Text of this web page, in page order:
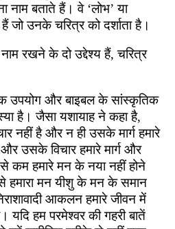
नाम बताते हैं। वे ‘लोभ’ या
जो उनके चरित्र को दर्शाता है।
रखने के दो उद्देश्य हैं, चरित्र
उपयोग और बाइबल के सांस्कृतिक
है। जैसा यशायाह ने कहा है,
नहीं है और न ही उसके मार्ग हमारे
उसके विचार हमारे मार्ग और
कम हमारे मन के नया नहीं होने
हमारा मन यीशु के मन के समान
आकलन हमारे जीवन में
यदि हम परमेश्वर की गहरी बातें